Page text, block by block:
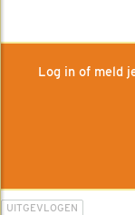
Log in of meld
UITGEVLOGEN